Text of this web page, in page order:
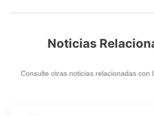
Noticias
Consulte otras noticias relacionadas con